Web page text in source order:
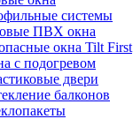
системы
ПВХ окна
окна Tilt First
с подогревом
двери
балконов